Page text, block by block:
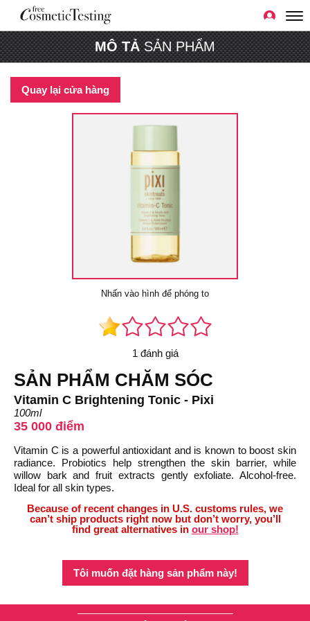
MÔ TẢSẢN PHẨM
Quay lại cửa hàng
Nhấn vào hình để phóng to
1 đánh giá
SẢN PHẨM CHĂM SÓC
Vitamin C Brightening Tonic - Pixi
100ml
35 000 điểm
Vitamin C is a powerful antioxidant and is known to boost skin
radiance. Probiotics help strengthen the skin barrier, while
willow bark and fruit extracts gently exfoliate. Alcohol-free.
Ideal for all skin types.
Because of recent changes in U.S. customs rules, we
can’t ship products right now but don’t worry, you’ll
find great alternatives in our shop!
Tôi muốn đặt hàng sản phẩm này!